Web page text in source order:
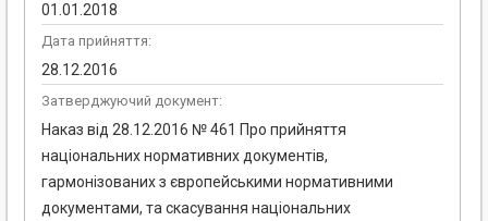
01.01.2018
Дата прийняття:
28.12.2016
Затверджуючий документ:
Наказ від 28.12.2016 № 461 Про прийняття
національних нормативних документів,
гармонізованих з європейськими нормативними
документами, та скасування національних